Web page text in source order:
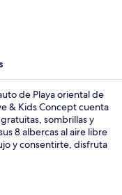
de Playa oriental de
& Kids Concept cuenta
sombrillas y
8 albercas al aire libre
y consentirte, disfruta
y si quieres tomar un
Otros servicios y